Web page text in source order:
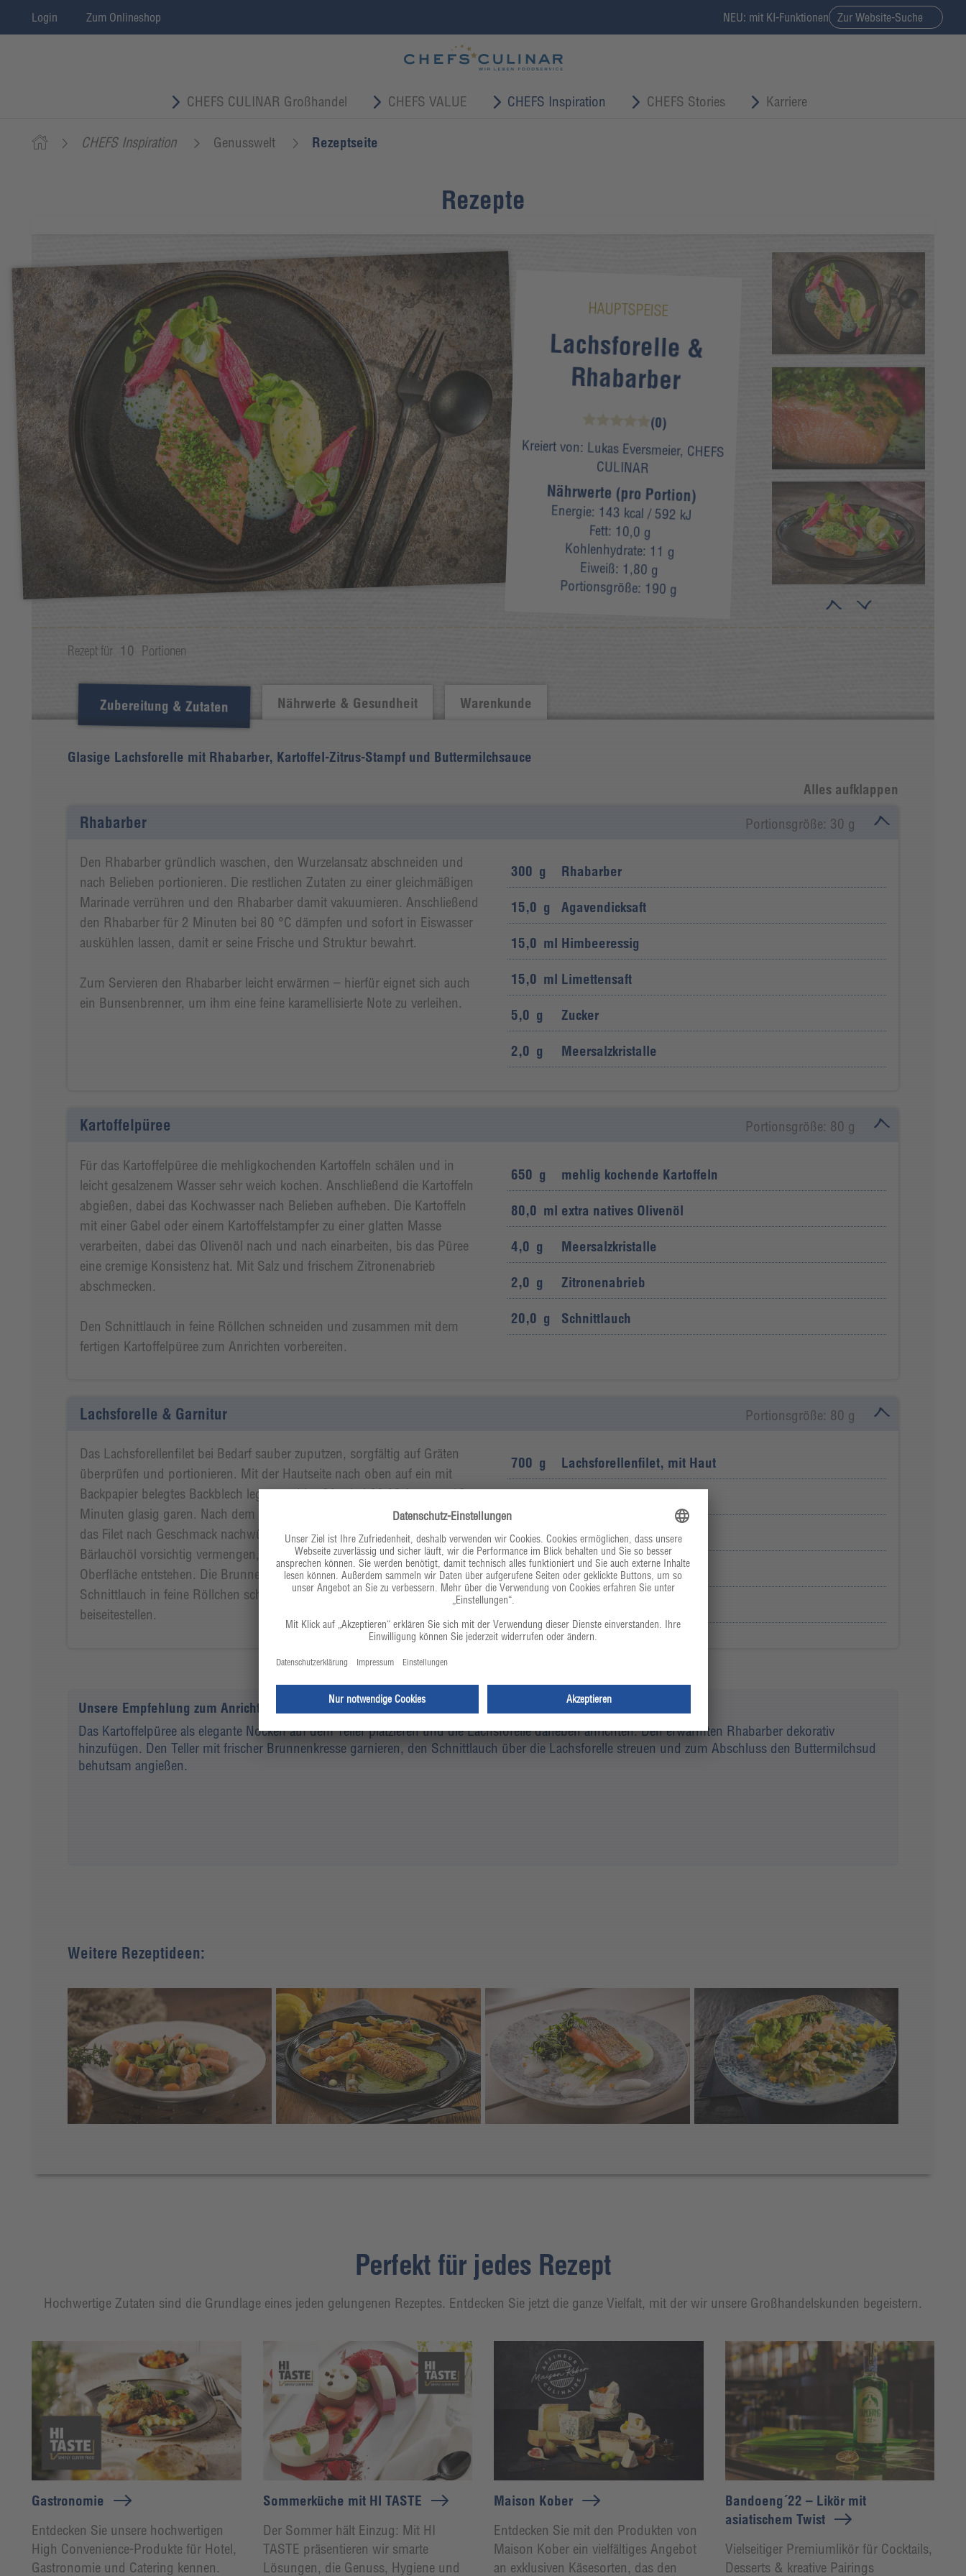
Login Zum Onlineshop NEU: mit KI-Funktionen Zur Website-Suche
CHEFS CULINAR Großhandel CHEFS VALUE CHEFS Inspiration CHEFS Stories Karriere
CHEFS Inspiration Genusswelt Rezeptseite
Rezepte
HAUPTSPEISE
Lachsforelle &
Rhabarber
(0)
Kreiert von: Lukas Eversmeier, CHEFS
CULINAR
Nährwerte (pro Portion)
Energie: 143 kcal/ 592 kJ
Fett: 10,0 g
Kohlenhydrate: 11 g
Eiweiß: 1,80 g
Portionsgröße: 190 g
Rezept für 10 Portionen
Zubereitung & Zutaten Nährwerte & Gesundheit Warenkunde
Glasige Lachsforelle mit Rhabarber, Kartoffel-Zitrus-Stampf und Buttermilchsauce
Alles aufklappen
Rhabarber Portionsgröße: 30 g
300 g Rhabarber
15,0 g Agavendicksaft
15,0 ml Himbeeressig
15,0 ml Limettensaft
5,0 g Zucker
2,0 g Meersalzkristalle
Den Rhabarber gründlich waschen, den Wurzelansatz abschneiden und
nach Belieben portionieren. Die restlichen Zutaten zu einer gleichmäßigen
Marinade verrühren und den Rhabarber damit vakuumieren. Anschließend
den Rhabarber für 2 Minuten bei 80 °C dämpfen und sofort in Eiswasser
auskühlen lassen, damit er seine Frische und Struktur bewahrt.
Zum Servieren den Rhabarber leicht erwärmen – hierfür eignet sich auch
ein Bunsenbrenner, um ihm eine feine karamellisierte Note zu verleihen.
Kartoffelpüree Portionsgröße: 80 g
650 g mehlig kochende Kartoffeln
80,0 ml extra natives Olivenöl
4,0 g Meersalzkristalle
2,0 g Zitronenabrieb
20,0 g Schnittlauch
Für das Kartoffelpüree die mehligkochenden Kartoffeln schälen und in
leicht gesalzenem Wasser sehr weich kochen. Anschließend die Kartoffeln
abgießen, dabei das Kochwasser nach Belieben aufheben. Die Kartoffeln
mit einer Gabel oder einem Kartoffelstampfer zu einer glatten Masse
verarbeiten, dabei das Olivenöl nach und nach einarbeiten, bis das Püree
eine cremige Konsistenz hat. Mit Salz und frischem Zitronenabrieb
abschmecken.
Den Schnittlauch in feine Röllchen schneiden und zusammen mit dem
fertigen Kartoffelpüree zum Anrichten vorbereiten.
Lachsforelle & Garnitur Portionsgröße: 80 g
700 g Lachsforellenfilet, mit Haut
20,0 ml Bärlauchöl
20,0 g Brunnenkresse
20,0
Das Lachsforellenfilet bei Bedarf sauber zuputzen, sorgfältig auf Gräten
überprüfen und portionieren. Mit der Hautseite nach oben auf ein mit
Backpapier belegtes Backblech legen und im Ofen bei 60 °C für etwa 10
Minuten glasig garen. Nach dem Garen die Haut vorsichtig entfernen und
das Filet nach Geschmack nachwürzen. Die Buttermilch mit dem
Bärlauchöl vorsichtig vermengen, sodass kleine Ölflecken auf der
Oberfläche entstehen. Die Brunnenkresse zupfen und waschen, den
Schnittlauch in feine Röllchen schneiden und beides zum Anrichten
beiseitestellen.
Unsere Empfehlung zum Anrichten
Das Kartoffelpüree als elegante Nocken auf dem Teller platzieren und die Lachsforelle daneben anrichten. Den erwärmten Rhabarber dekorativ
hinzufügen. Den Teller mit frischer Brunnenkresse garnieren, den Schnittlauch über die Lachsforelle streuen und zum Abschluss den Buttermilchsud
behutsam angießen.
Weitere Rezeptideen:
Perfekt für jedes Rezept
Hochwertige Zutaten sind die Grundlage eines jeden gelungenen Rezeptes. Entdecken Sie jetzt die ganze Vielfalt, mit der wir unsere Großhandelskunden begeistern.
Gastronomie
Entdecken Sie unsere hochwertigen
High Convenience-Produkte für Hotel,
Gastronomie und Catering kennen.
Sommerküche mit HI TASTE
Der Sommer hält Einzug: Mit HI
TASTE präsentieren wir smarte
Lösungen, die Genuss, Hygiene und
Maison Kober
Entdecken Sie mit den Produkten von
Maison Kober ein vielfältiges Angebot
an exklusiven Käsesorten, das den
Bandoeng´22 – Likör mit
asiatischem Twist
Vielseitiger Premiumlikör für Cocktails,
Desserts & kreative Pairings